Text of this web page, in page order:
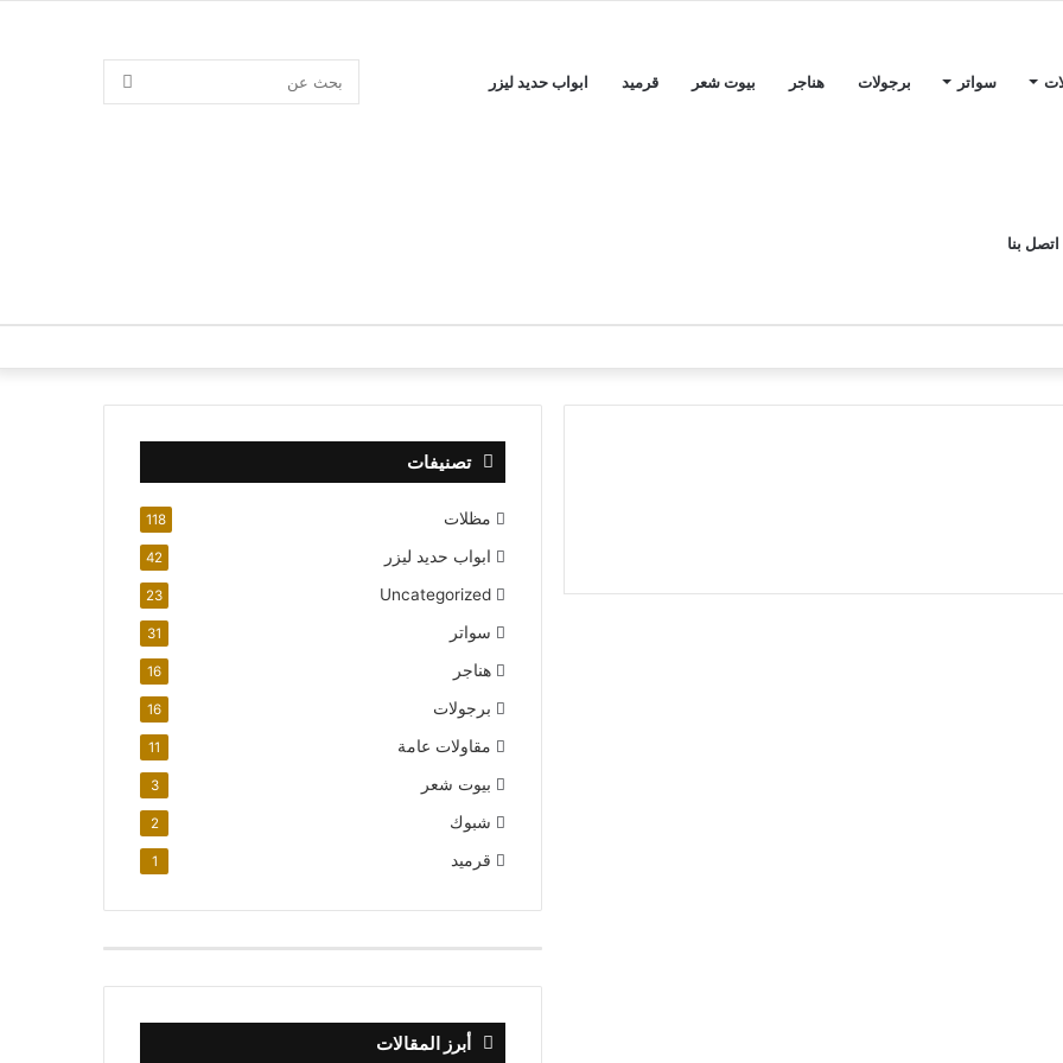
سواتر برجولات هناجر بيوت شعر قرميد ابواب حديد ليزر
اتصل بنا
تصنيفات
مظلات 118
ابواب حديد ليزر 42
Uncategorized
23
سواتر 31
هناجر 16
برجولات 16
مقاولات عامة 11
بيوت شعر 3
شبوك 2
قرميد 1
أبرز المقالات